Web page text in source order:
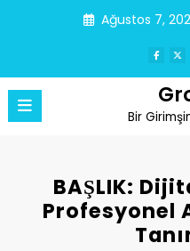
Ağustos 7,
Bir
BAŞLIK:
Profesyonel